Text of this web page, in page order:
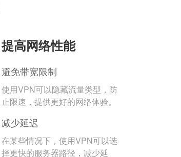
提高网络性能
避免带宽限制
使用VPN可以隐藏流量类型，防
止限速，提供更好的网络体验。
减少延迟
在某些情况下，使用VPN可以选
择更快的服务器路径，减少延